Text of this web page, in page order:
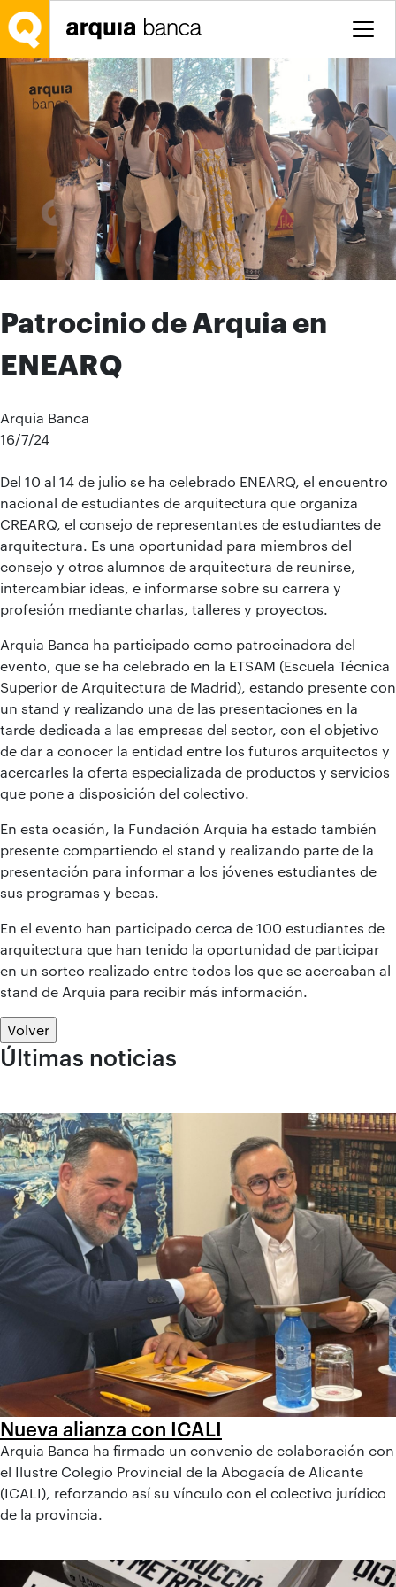
Saltar al contenido principal
Patrocinio de Arquia en
ENEARQ
Arquia Banca
16/7/24
Del 10 al 14 de julio se ha celebrado ENEARQ, el encuentro
nacional de estudiantes de arquitectura que organiza
CREARQ, el consejo de representantes de estudiantes de
arquitectura. Es una oportunidad para miembros del
consejo y otros alumnos de arquitectura de reunirse,
intercambiar ideas, e informarse sobre su carrera y
profesión mediante charlas, talleres y proyectos.
Arquia Banca ha participado como patrocinadora del
evento, que se ha celebrado en la ETSAM (Escuela Técnica
Superior de Arquitectura de Madrid), estando presente con
un stand y realizando una de las presentaciones en la
tarde dedicada a las empresas del sector, con el objetivo
de dar a conocer la entidad entre los futuros arquitectos y
acercarles la oferta especializada de productos y servicios
que pone a disposición del colectivo.
En esta ocasión, la Fundación Arquia ha estado también
presente compartiendo el stand y realizando parte de la
presentación para informar a los jóvenes estudiantes de
sus programas y becas.
En el evento han participado cerca de 100 estudiantes de
arquitectura que han tenido la oportunidad de participar
en un sorteo realizado entre todos los que se acercaban al
stand de Arquia para recibir más información.
Volver
Últimas noticias
Nueva alianza con ICALI
Arquia Banca ha firmado un convenio de colaboración con
el Ilustre Colegio Provincial de la Abogacía de Alicante
(ICALI), reforzando así su vínculo con el colectivo jurídico
de la provincia.